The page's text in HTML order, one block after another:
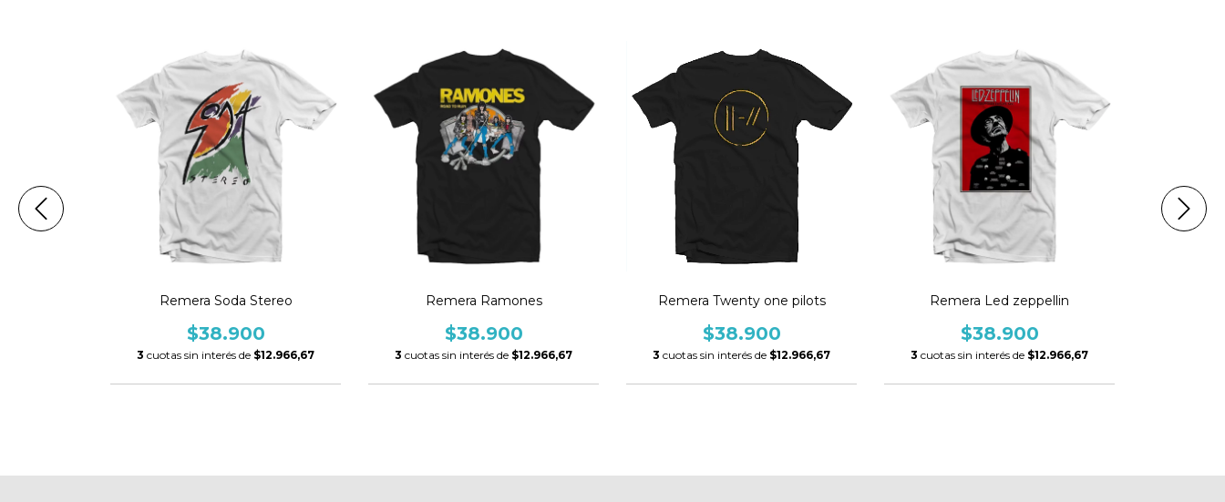
Remera Soda Stereo
$38.900
3 cuotas sin interés de $12.966,67
Remera Ramones
$38.900
3 cuotas sin interés de $12.966,67
Remera Twenty one pilots
$38.900
3 cuotas sin interés de $12.966,67
Remera Led zeppellin
$38.900
3 cuotas sin interés de $12.966,67